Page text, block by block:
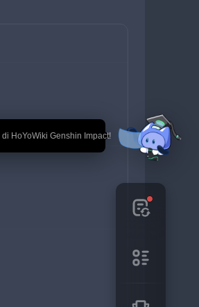
di HoYoWiki Genshin Impact!